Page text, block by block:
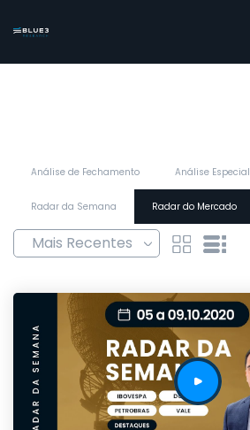
Análise de Fechamento Análise Especial
Radar da Semana Radar do Mercado